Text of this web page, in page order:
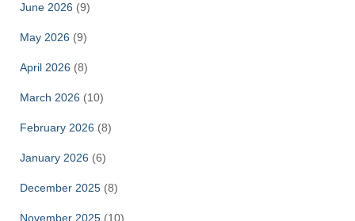
June 2026 (9)
May 2026 (9)
April 2026 (8)
March 2026 (10)
February 2026 (8)
January 2026 (6)
December 2025 (8)
November 2025 (10)